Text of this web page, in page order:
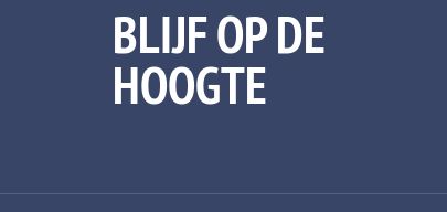
BLIJF OP DE
HOOGTE